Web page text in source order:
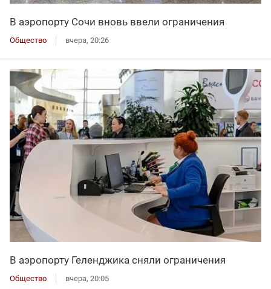
В аэропорту Сочи вновь ввели ограничения
Общество вчера, 20:26
В аэропорту Геленджика сняли ограничения
Общество вчера, 20:05